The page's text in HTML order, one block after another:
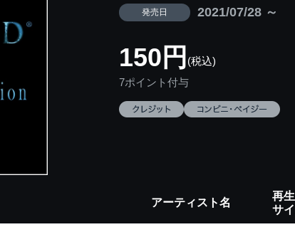
発売日 2021/07/28 ～
150円 (税込)
7ポイント付与
アーティスト名
再
サ